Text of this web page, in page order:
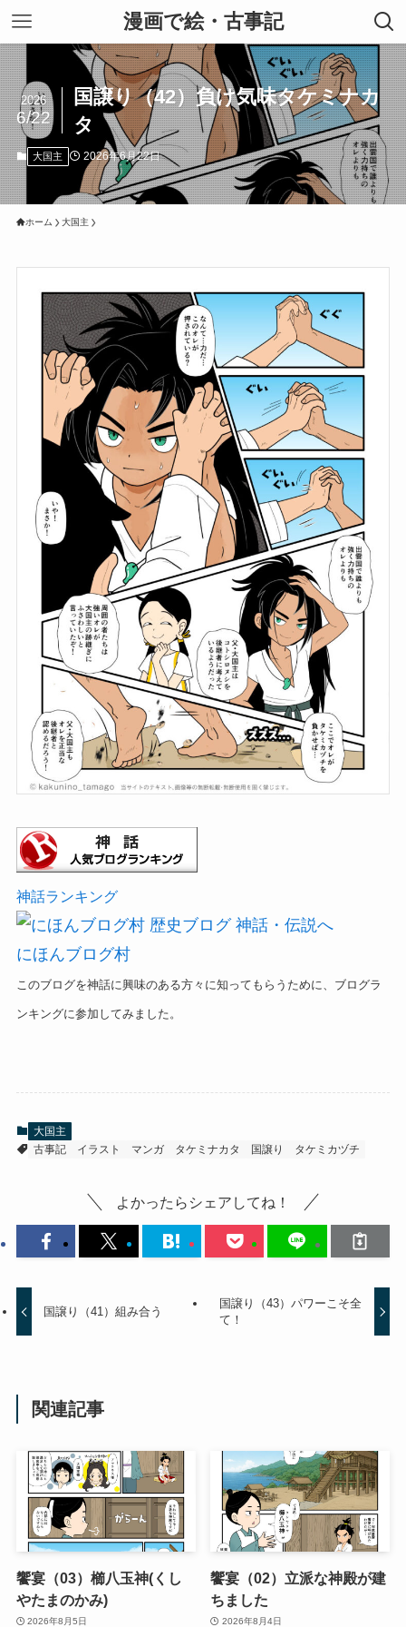
漫画で絵・古事記
国譲り（42）負け気味タケミナカ
タ
2026
6/22
大国主 2026年6月22日
ホーム 大国主
神話ランキング
にほんブログ村
このブログを神話に興味のある方々に知ってもらうために、ブログラ
ンキングに参加してみました。
大国主
古事記
イラスト マンガ タケミナカタ 国譲り タケミカヅチ
よかったらシェアしてね！
国譲り（41）組み合う
国譲り（43）パワーこそ全
て！
関連記事
饗宴（03）櫛八玉神(くし
やたまのかみ)
2026年8月5日
饗宴（02）立派な神殿が建
ちました
2026年8月4日